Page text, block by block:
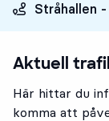
Stråhallen
Aktuell
Här hittar du
komma att